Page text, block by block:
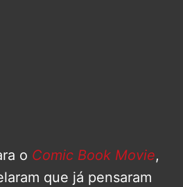
o Comic Book Movie,
que já pensaram